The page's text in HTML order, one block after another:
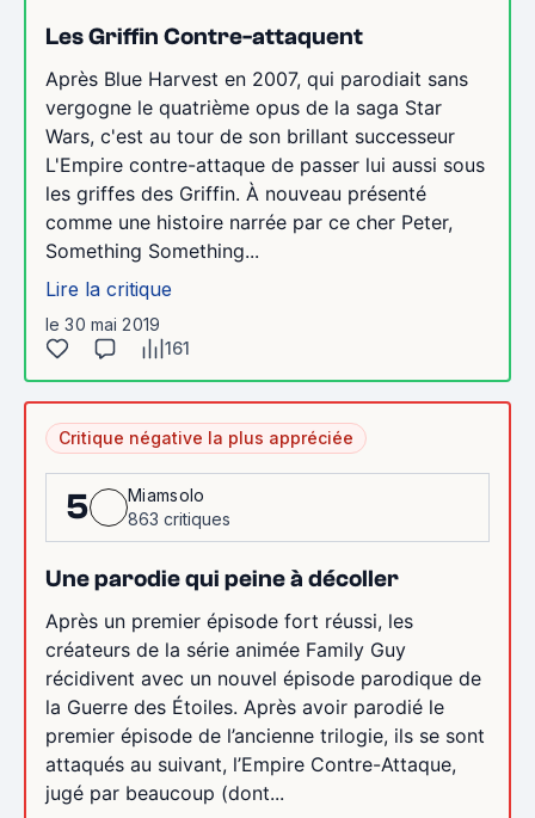
Les Griffin Contre-attaquent
Après Blue Harvest en 2007, qui parodiait sans
vergogne le quatrième opus de la saga Star
Wars, c'est au tour de son brillant successeur
L'Empire contre-attaque de passer lui aussi sous
les griffes des Griffin. À nouveau présenté
comme une histoire narrée par ce cher Peter,
Something Something...
Lire la critique
le 30 mai 2019
161
Critique négative la plus appréciée
5
Miamsolo
863 critiques
Une parodie qui peine à décoller
Après un premier épisode fort réussi, les
créateurs de la série animée Family Guy
récidivent avec un nouvel épisode parodique de
la Guerre des Étoiles. Après avoir parodié le
premier épisode de l’ancienne trilogie, ils se sont
attaqués au suivant, l’Empire Contre-Attaque,
jugé par beaucoup (dont...